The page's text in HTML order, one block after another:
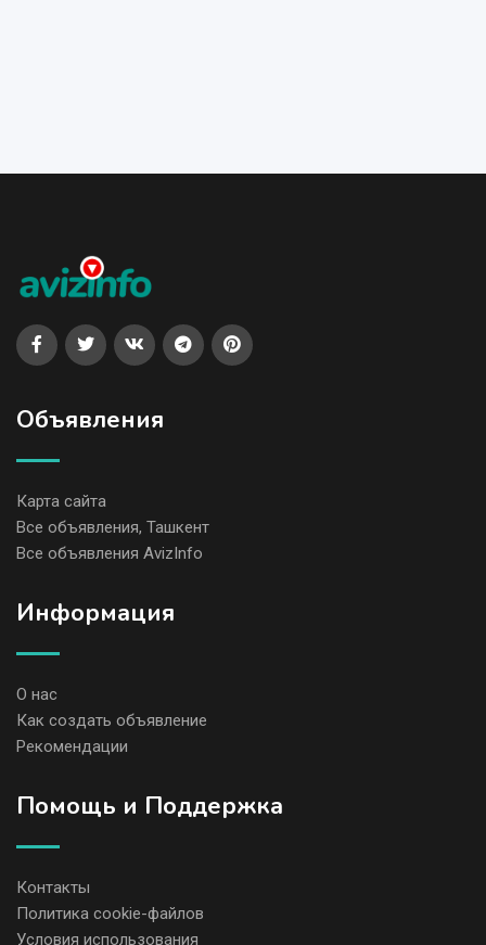
Объявления
Карта сайта
Все объявления, Ташкент
Все объявления AvizInfo
Информация
О нас
Как создать объявление
Рекомендации
Помощь и Поддержка
Контакты
Политика cookie-файлов
Условия использования